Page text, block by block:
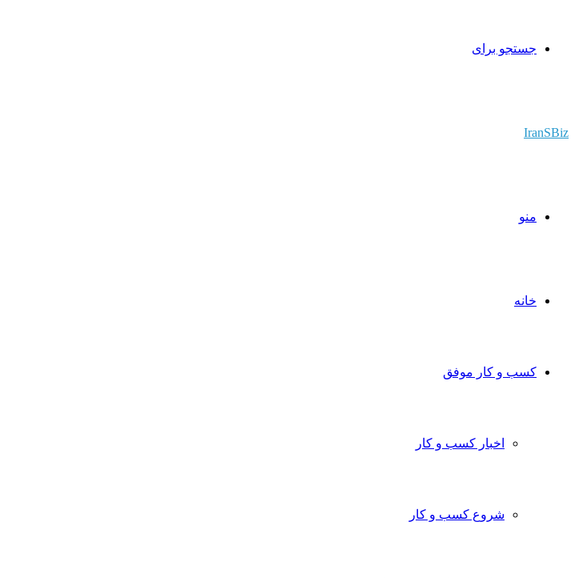
جستجو برای
IranSBiz
منو
خانه
کسب و کار موفق
اخبار کسب و کار
شروع کسب و کار